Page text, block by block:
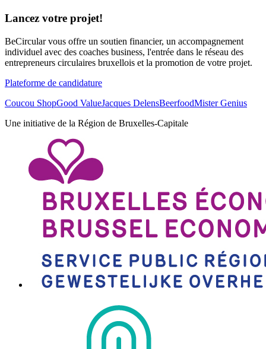
Lancez votre projet!
BeCircular vous offre un soutien financier, un accompagnement
individuel avec des coaches business, l'entrée dans le réseau des
entrepreneurs circulaires bruxellois et la promotion de votre projet.
Plateforme de candidature
Coucou ShopGood ValueJacques DelensBeerfoodMister Genius
Une initiative de la Région de Bruxelles-Capitale